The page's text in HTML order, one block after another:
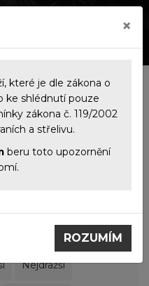
Nejdražší
×
které je dle zákona o
ke shlédnutí pouze
zákona č. 119/2002
a střelivu.
beru toto upozornění
ROZUMÍM